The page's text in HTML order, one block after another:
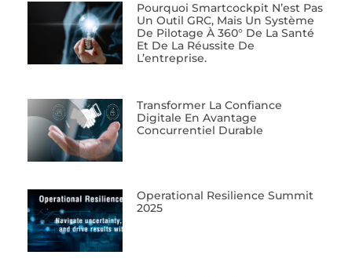
Pourquoi Smartcockpit N’est Pas
Un Outil GRC, Mais Un Système
De Pilotage À 360° De La Santé
Et De La Réussite De
L’entreprise.
Transformer La Confiance
Digitale En Avantage
Concurrentiel Durable
Operational Resilience Summit
2025